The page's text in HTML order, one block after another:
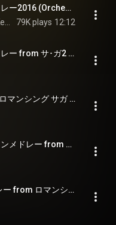
魔界吟遊詩 -サガシリーズメドレー2016 (Orchestra Version) - The Minstrel's Refrain: SaGa Series Medley 2016 (Orchestral Version)
79K plays 12:12
父の背中を追って -バトルメドレー from サ･ガ2 秘宝伝説 (Orchestra Version) - In My Father's Footsteps: Battle Medley from Final Fantasy Legend II
試される決意 -最終試練 from ロマンシング サガ -ミンストレルソング～皇帝出陣 from ロマンシング サ･ガ2 メドレー (Orchestra Version) - We All Are Tested: The Ultimate Trial from Romancing SaGa / The Emperor's March from Romancing SaGa 2 Medley (Orchestral Version)
戻れない道程 -ラストダンジョンメドレー from ロマンシング サ･ガ1～3 (Orchestra Version) - No Turning Back: Final Dungeon Medley from Romancing SaGa 1-3
最終決戦! -ラストバトルメドレー from ロマンシング サ･ガ1～3 (Orchestra Version) - Here and Now: Final Battle Medley from Romancing SaGa 1-3